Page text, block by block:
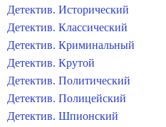
Детектив. Исторический
Детектив. Классический
Детектив. Криминальный
Детектив. Крутой
Детектив. Политический
Детектив. Полицейский
Детектив. Шпионский